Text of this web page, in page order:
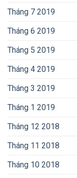
Tháng 7 2019
Tháng 6 2019
Tháng 5 2019
Tháng 4 2019
Tháng 3 2019
Tháng 1 2019
Tháng 12 2018
Tháng 11 2018
Tháng 10 2018